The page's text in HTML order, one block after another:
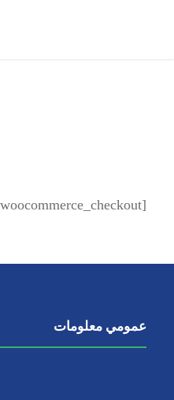
[woocommerce_checkout]
عمومي معلومات